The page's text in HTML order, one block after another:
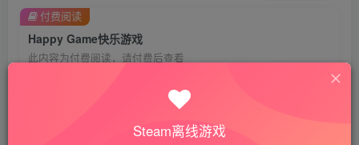
Happy Game快乐游戏
此内容为付费阅读，请付费后查看
悦玩币 8
免费
付费阅读
Steam离线游戏